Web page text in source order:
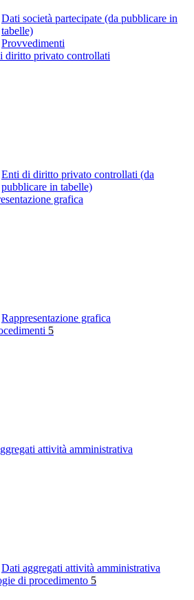
Dati società partecipate (da pubblicare in
tabelle)
Provvedimenti
diritto privato controllati
Enti di diritto privato controllati (da
pubblicare in tabelle)
grafica
Rappresentazione grafica
5
attività amministrativa
Dati aggregati attività amministrativa
di procedimento 5